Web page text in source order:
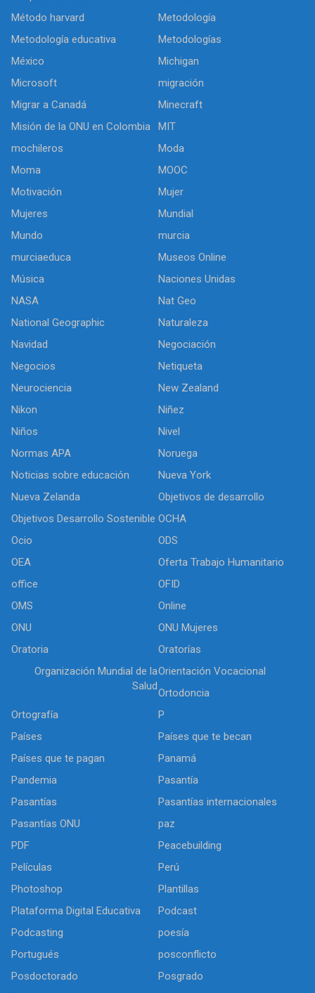
Método harvard
Metodología
Metodología educativa
Metodologías
México
Michigan
Microsoft
migración
Migrar a Canadá
Minecraft
Misión de la ONU en Colombia
MIT
mochileros
Moda
Moma
MOOC
Motivación
Mujer
Mujeres
Mundial
Mundo
murcia
murciaeduca
Museos Online
Música
Naciones Unidas
NASA
Nat Geo
National Geographic
Naturaleza
Navidad
Negociación
Negocios
Netiqueta
Neurociencia
New Zealand
Nikon
Niñez
Niños
Nivel
Normas APA
Noruega
Noticias sobre educación
Nueva York
Nueva Zelanda
Objetivos de desarrollo
Objetivos Desarrollo Sostenible OCHA
Ocio
ODS
OEA
Oferta Trabajo Humanitario
office
OFID
OMS
Online
ONU
ONU Mujeres
Oratoria
Oratorías
Organización Mundial de la
Salud
Orientación Vocacional
Ortodoncia
Ortografía
P
Países
Países que te becan
Países que te pagan
Panamá
Pandemia
Pasantía
Pasantías
Pasantías internacionales
Pasantías ONU
paz
PDF
Peacebuilding
Películas
Perú
Photoshop
Plantillas
Plataforma Digital Educativa
Podcast
Podcasting
poesía
Portugués
posconflicto
Posdoctorado
Posgrado